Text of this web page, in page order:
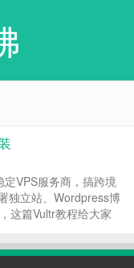
VPS服务商，搞跨境
独立站、Wordpress博
这篇Vultr教程给大家